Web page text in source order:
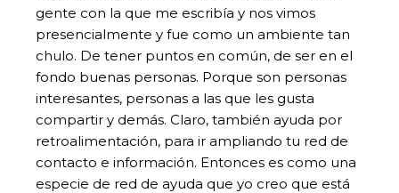
gente con la que me escribía y nos vimos
presencialmente y fue como un ambiente tan
chulo. De tener puntos en común, de ser en el
fondo buenas personas. Porque son personas
interesantes, personas a las que les gusta
compartir y demás. Claro, también ayuda por
retroalimentación, para ir ampliando tu red de
contacto e información. Entonces es como una
especie de red de ayuda que yo creo que está